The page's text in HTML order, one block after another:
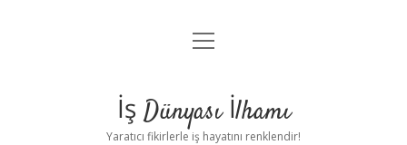
Anasayfa
Yasal Uyarı
menüyü
İş Dünyası İlhamı
Yaratıcı fikirlerle iş hayatını renklendir!